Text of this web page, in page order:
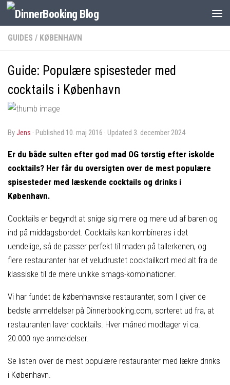
GUIDES / KØBENHAVN
Guide: Populære spisesteder med
cocktails i København
byJens · Published 10. maj 2016 · Updated 3. december 2024
Er du både sulten efter god mad OG tørstig efter iskolde
cocktails? Her får du oversigten over de mest populære
spisesteder med læskende cocktails og drinks i
København.
Cocktails er begyndt at snige sig mere og mere ud af baren og
ind på middagsbordet. Cocktails kan kombineres i det
uendelige, så de passer perfekt til maden på tallerkenen, og
flere restauranter har et veludrustet cocktailkort med alt fra de
klassiske til de mere unikke smags-kombinationer.
Vi har fundet de københavnske restauranter, som I giver de
bedste anmeldelser på Dinnerbooking.com, sorteret ud fra, at
restauranten laver cocktails. Hver måned modtager vi ca.
20.000 nye anmeldelser.
Se listen over de mest populære restauranter med lækre drinks
i København.